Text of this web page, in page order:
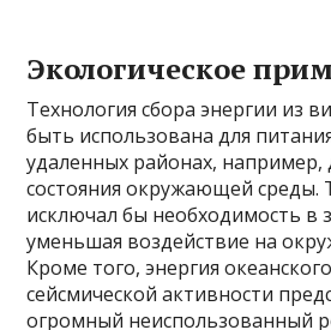
Экологическое
Технология сбора энергии из
быть использована для
удаленных районах, например,
состояния окружающей среды.
исключал бы необходимость в
уменьшая воздействие на
Кроме того, энергия
сейсмической активности
огромный неиспользованный